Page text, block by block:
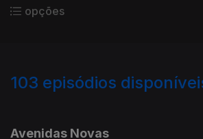
opções
103 episódios
Avenidas Novas